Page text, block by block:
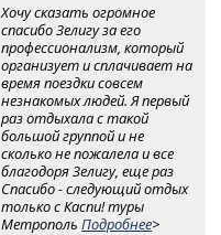
Хочу сказать огромное
спасибо Зелигу за его
профессионализм, который
организует и сплачивает на
время поездки совсем
незнакомых людей. Я первый
раз отдыхала с такой
большой группой и не
сколько не пожалела и все
благодоря Зелигу, еще раз
Спасибо - следующий отдых
только с Каспи! туры
МетропольПодробнее>